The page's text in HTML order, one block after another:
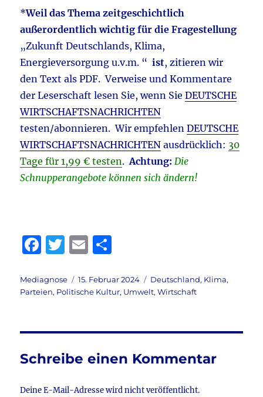
*Weil das Thema zeitgeschichtlich
außerordentlich wichtig für die Fragestellung
„Zukunft Deutschlands, Klima,
Energieversorgung u.v.m. “ist, zitieren wir
den Text als PDF. Verweise und Kommentare
der Leserschaft lesen Sie, wenn SieDEUTSCHE
WIRTSCHAFTSNACHRICHTEN
testen/abonnieren. Wir empfehlenDEUTSCHE
WIRTSCHAFTSNACHRICHTEN ausdrücklich: 30
Tage für 1,99 € testen.Achtung: Die
Schnupperangebote können sich ändern!
F
c
e
o
o
T
it
te
E
ai
l
le
n
Autor
Mediagnose
Veröffentlicht
am
15. Februar 2024 Kategorien
Deutschland, Klima,
Parteien, Politische Kultur, Umwelt,Wirtschaft
Schreibe einen Kommentar
Deine E-Mail-Adresse wird nicht veröffentlicht.